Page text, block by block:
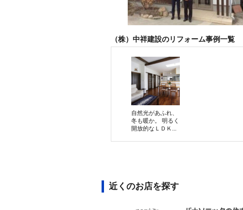
（株）中祥建設のリフォーム事例一覧
自然光があふれ、
冬も暖か。 明るく
開放的なＬＤＫ...
近くのお店を探す